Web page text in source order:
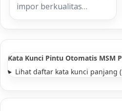
impor berkualitas…
Kata Kunci Pintu Otomatis MSM
Lihat daftar kata kunci panjang